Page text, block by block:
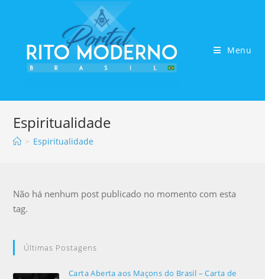
Menu
Espiritualidade
> Espiritualidade
Não há nenhum post publicado no momento com esta
tag.
Últimas Postagens
Carta Aberta aos Maçons do Brasil – Carta de